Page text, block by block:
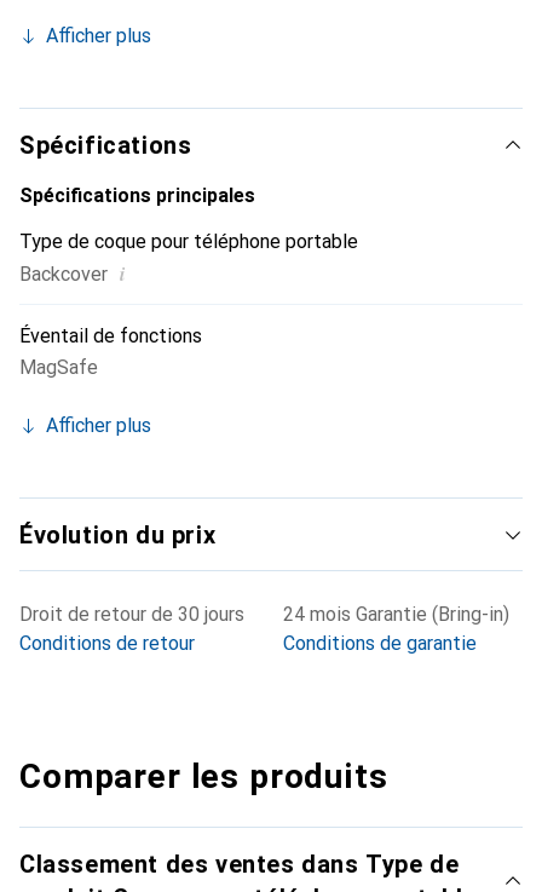
indispensable pour votre smartphone. Reconnaître
marque Noreve est un choix fiable pour une clientèle
exigeante.
Afficher plus
Spécifications
Spécifications principales
Type de coque pour téléphone portable
Backcover i
Éventail de fonctions
MagSafe
Afficher plus
Évolution du prix
Droit de retour de 30 jours
Conditions de retour
24 mois Garantie (Bring-in)
Conditions de garantie
Comparer les produits
Classement des ventes dans Type de